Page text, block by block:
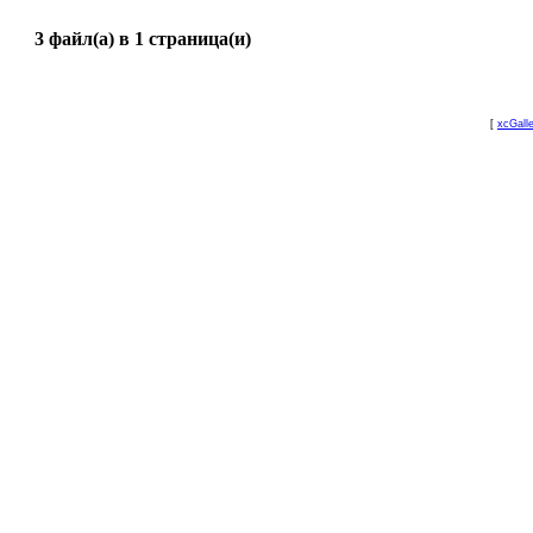
3 файл(а) в 1 страница(и)
[